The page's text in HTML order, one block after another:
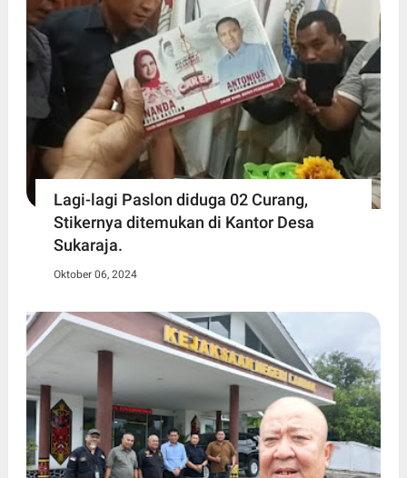
Lagi-lagi Paslon diduga 02 Curang,
Stikernya ditemukan di Kantor Desa
Sukaraja.
Oktober 06, 2024